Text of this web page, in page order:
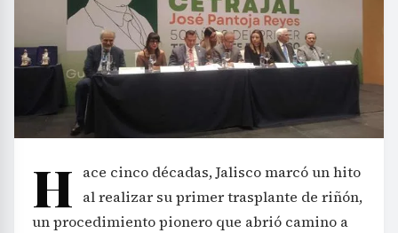
H ace cinco décadas, Jalisco marcó un hito
al realizar su primer trasplante de riñón,
un procedimiento pionero que abrió camino a